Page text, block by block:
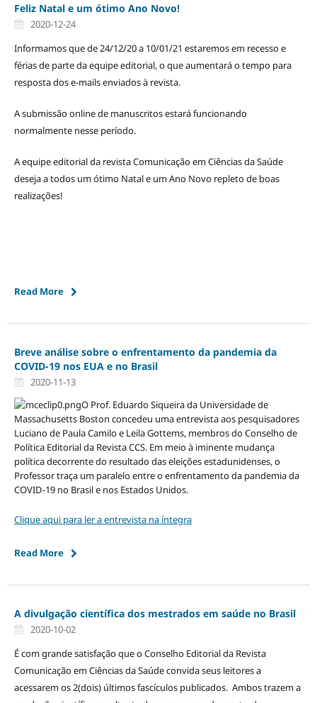
Feliz Natal e um ótimo Ano Novo!
2020-12-24
Informamos que de 24/12/20 a 10/01/21 estaremos em recesso e
férias de parte da equipe editorial, o que aumentará o tempo para
resposta dos e-mails enviados à revista.
A submissão online de manuscritos estará funcionando
normalmente nesse período.
A equipe editorial da revista Comunicação em Ciências da Saúde
deseja a todos um ótimo Natal e um Ano Novo repleto de boas
realizações!
Read More
Breve análise sobre o enfrentamento da pandemia da
COVID-19 nos EUA e no Brasil
2020-11-13
O Prof. Eduardo Siqueira da Universidade de
Massachusetts Boston concedeu uma entrevista aos pesquisadores
Luciano de Paula Camilo e Leila Gottems, membros do Conselho de
Política Editorial da Revista CCS. Em meio à iminente mudança
política decorrente do resultado das eleições estadunidenses, o
Professor traça um paralelo entre o enfrentamento da pandemia da
COVID-19 no Brasil e nos Estados Unidos.
Clique aqui para ler a entrevista na íntegra
Read More
A divulgação científica dos mestrados em saúde no Brasil
2020-10-02
É com grande satisfação que o Conselho Editorial da Revista
Comunicação em Ciências da Saúde convida seus leitores a
acessarem os 2(dois) últimos fascículos publicados. Ambos trazem a